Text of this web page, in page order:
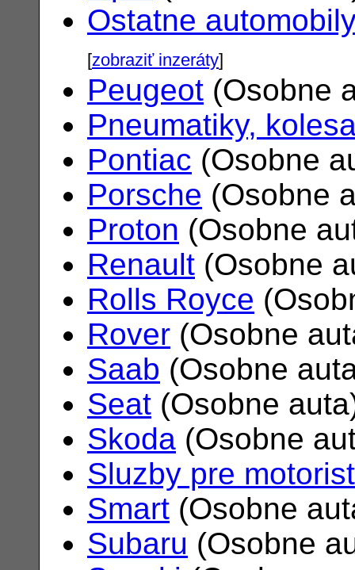
Ostatne
[zobraziť inzeráty]
Peugeot (Osobne
Pneumatiky,
Pontiac (Osobne
Porsche (Osobne
Proton (Osobne
Renault (Osobne
Rolls Royce
Rover (Osobne
Saab (Osobne
Seat (Osobne
Skoda (Osobne
Sluzby pre
Smart (Osobne
Subaru (Osobne